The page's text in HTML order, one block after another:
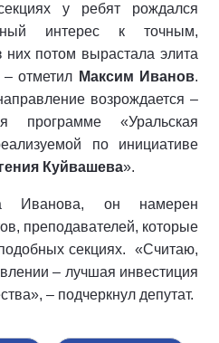
у ребят рождался
интерес к точным,
потом вырастала элита
– отметил Максим Иванов.
возрождается –
программе «Уральская
по инициативе
Куйвашева».
Иванова, он намерен
преподавателей, которые
секциях. «Считаю,
– лучшая инвестиция
– подчеркнул депутат.